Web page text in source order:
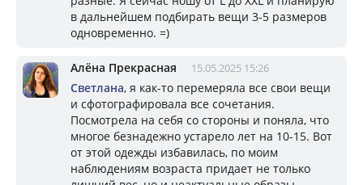
в дальнейшем подбирать вещи 3-5 размеров
одновременно. =)
Алёна Прекрасная 15.05.2025 15:26
Светлана, я как-то перемеряла все свои вещи
и сфотографировала все сочетания.
Посмотрела на себя со стороны и поняла, что
многое безнадежно устарело лет на 10-15. Вот
от этой одежды избавилась, по моим
наблюдениям возраста придает не только